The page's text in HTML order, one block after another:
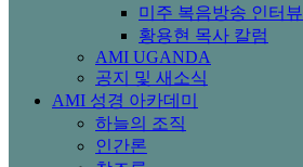
미주 복음방송 인터뷰
황용현 목사 칼럼
AMI UGANDA
공지 및 새소식
AMI 성경 아카데미
하늘의 조직
인간론